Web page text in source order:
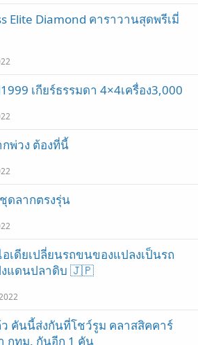
Elite Diamond คาราวานสุดพรีเมี่
เกียร์ธรรมดา 4×4เครื่อง3,000
พ่วง ต้องที่นี้
ดลากตรงรุ่น
อเดียเปลี่ยนรถขนของแปลงเป็นรถ
งแดนปลาดิบ 🇯🇵
คันนี้ส่งกันที่โชว์รูม คลาสสิคคาร์
กทม. กันอีก 1 คัน